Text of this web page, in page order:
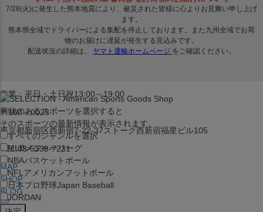
営業：平日・土日祝13:00～19:00
〒160－0023
東京都新宿区西新宿7-22-37ストーク西新宿福星ビル105
TEL:03-5338-7231
MAP
SHOP
BLOG
在庫品は 1-3営業日内で発送!! ※お取寄せ商品は対象外
興味のあるスポーツを選択すると
そのスポーツの最新情報が表示されます。
すべてのジャンルを選択
MLBメジャーリーグ
NBAバスケットボール
NFL アメリカンフットボール
日本プロ野球Japan Baseball
JORDAN